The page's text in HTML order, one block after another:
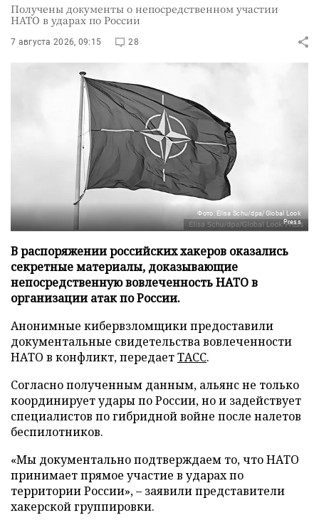
Получены документы о непосредственном участии
НАТО в ударах по России
7 августа 2026, 09:15 28
Фото: Elisa Schu/dpa/Global Look
Press
В распоряжении российских хакеров оказались
секретные материалы, доказывающие
непосредственную вовлеченность НАТО в
организации атак по России.
Анонимные кибервзломщики предоставили
документальные свидетельства вовлеченности
НАТО в конфликт, передаетТАСС.
Согласно полученным данным, альянс не только
координирует удары по России, но и задействует
специалистов по гибридной войне после налетов
беспилотников.
«Мы документально подтверждаем то, что НАТО
принимает прямое участие в ударах по
территории России», – заявили представители
хакерской группировки.